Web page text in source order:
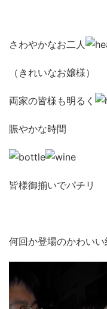
さわやかなお二人
（きれいなお嬢様）
両家の皆様も明るく
賑やかな時間
皆様御揃いでパチリ
何回か登場のかわいい